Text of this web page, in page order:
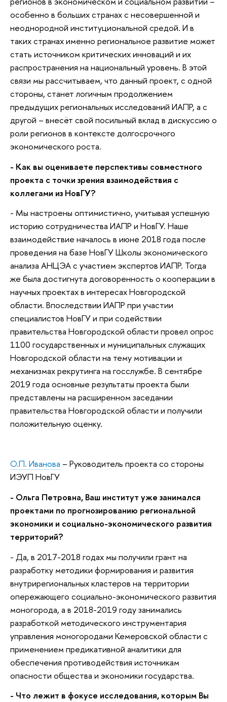
особенно в больших странах с несовершенной и
неоднородной институциональной средой. И в
таких странах именно региональное развитие может
стать источником критических инноваций и их
распространения на национальный уровень. В этой
связи мы рассчитываем, что данный проект, с одной
стороны, станет логичным продолжением
предыдущих региональных исследований ИАПР, а с
другой – внесёт свой посильный вклад в дискуссию о
роли регионов в контексте долгосрочного
экономического роста.
- Как вы оцениваете перспективы совместного
проекта с точки зрения взаимодействия с
коллегами из НовГУ?
- Мы настроены оптимистично, учитывая успешную
историю сотрудничества ИАПР и НовГУ. Наше
взаимодействие началось в июне 2018 года после
проведения на базе НовГУ Школы экономического
анализа АНЦЭА с участием экспертов ИАПР. Тогда
же была достигнута договоренность о кооперации в
научных проектах в интересах Новгородской
области. Впоследствии ИАПР при участии
специалистов НовГУ и при содействии
правительства Новгородской области провел опрос
1100 государственных и муниципальных служащих
Новгородской области на тему мотивации и
механизмах рекрутинга на госслужбе. В сентябре
2019 года основные результаты проекта были
представлены на расширенном заседании
правительства Новгородской области и получили
положительную оценку.
О.П. Иванова – Руководитель проекта со стороны
ИЭУП НовГУ
- Ольга Петровна, Ваш институт уже занимался
проектами по прогнозированию региональной
экономики и социально-экономического развития
территорий?
- Да, в 2017-2018 годах мы получили грант на
разработку методики формирования и развития
внутрирегиональных кластеров на территории
опережающего социально-экономического развития
моногорода, а в 2018-2019 году занимались
разработкой методического инструментария
управления моногородами Кемеровской области с
применением предикативной аналитики для
обеспечения противодействия источникам
опасности общества и экономики государства.
- Что лежит в фокусе исследования, которым Вы